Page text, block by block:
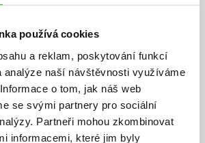
používá cookies
a reklam, poskytování funkcí
analýze naší návštěvnosti využíváme
Informace o tom, jak náš web
se svými partnery pro sociální
Partneři mohou zkombinovat
informacemi, které jim byly